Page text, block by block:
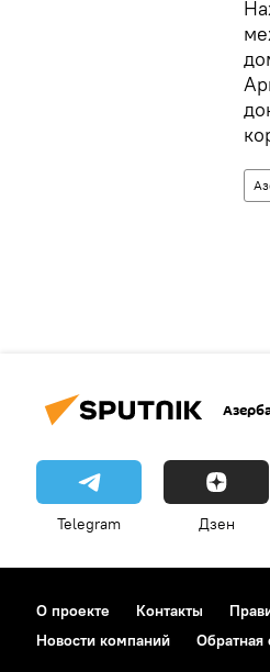
Telegram Дзен
О проекте Контакты
Новости компаний
Обратная